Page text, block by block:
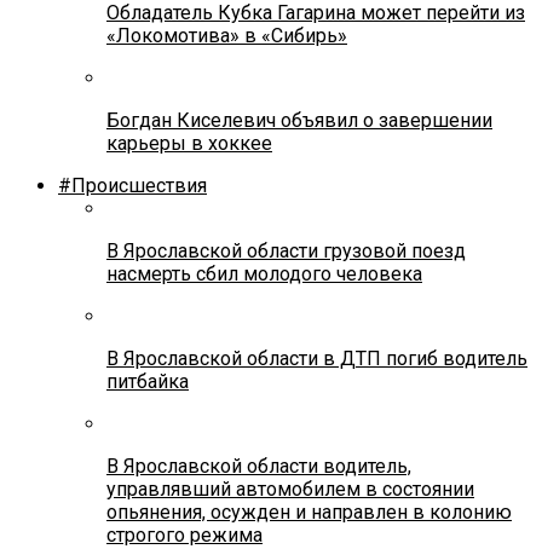
Обладатель Кубка Гагарина может перейти из
«Локомотива» в «Сибирь»
Богдан Киселевич объявил о завершении
карьеры в хоккее
#Происшествия
В Ярославской области грузовой поезд
насмерть сбил молодого человека
В Ярославской области в ДТП погиб водитель
питбайка
В Ярославской области водитель,
управлявший автомобилем в состоянии
опьянения, осужден и направлен в колонию
строгого режима